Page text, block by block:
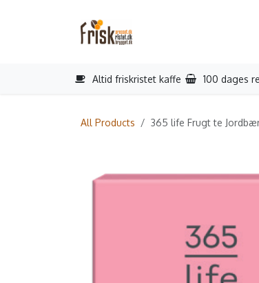
Altid friskristet kaffe 100 dages
All Products 365 life Frugt te